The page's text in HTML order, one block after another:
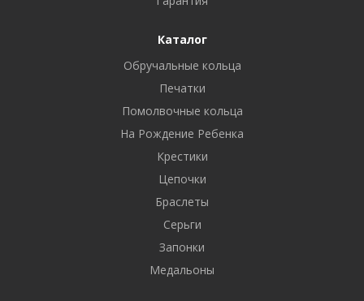
Каталог
Обручальные кольца
Печатки
Помолвочные кольца
На Рождение Ребенка
Крестики
Цепочки
Браслеты
Серьги
Запонки
Медальоны